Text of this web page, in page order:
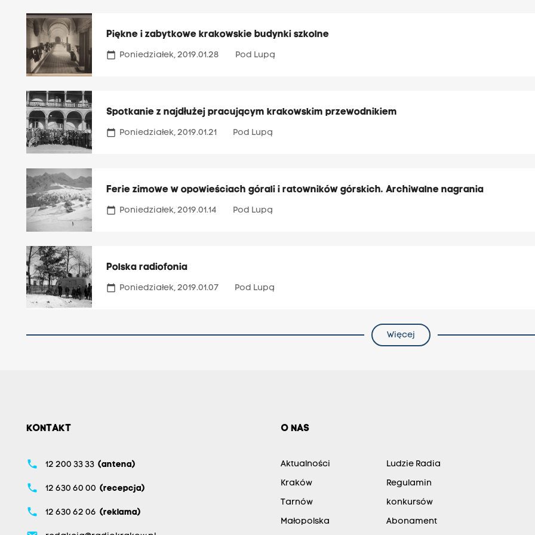
Piękne i zabytkowe krakowskie budynki szkolne
calendar_today Poniedziałek, 2019.01.28 Pod Lupą
Spotkanie z najdłużej pracującym krakowskim przewodnikiem
calendar_today Poniedziałek, 2019.01.21 Pod Lupą
Ferie zimowe w opowieściach górali i ratowników górskich. Archiwalne nagrania
calendar_today Poniedziałek, 2019.01.14 Pod Lupą
Polska radiofonia
calendar_today Poniedziałek, 2019.01.07 Pod Lupą
Więcej
KONTAKT
phone 12 200 33 33 (antena)
phone 12 630 60 00 (recepcja)
phone 12 630 62 06 (reklama)
O NAS
Aktualności
Kraków
Tarnów
Małopolska
Ludzie Radia
Regulamin
konkursów
Abonament